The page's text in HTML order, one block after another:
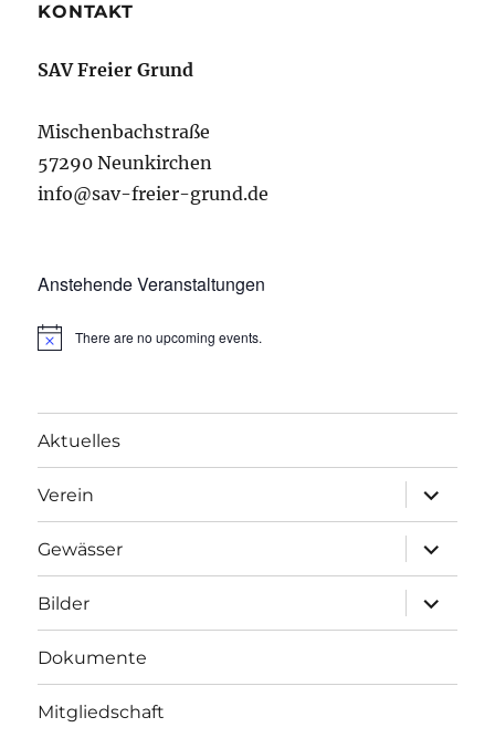
KONTAKT
SAV Freier Grund
Mischenbachstraße
57290 Neunkirchen
info@sav-freier-grund.de
Anstehende Veranstaltungen
There are no upcoming events.
Aktuelles
Verein
anzeigen
Gewässer
anzeigen
Bilder
anzeigen
Dokumente
Mitgliedschaft